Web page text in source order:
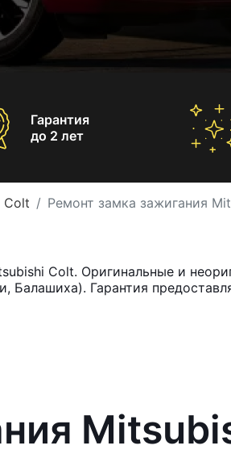
Гарантия
до 2 лет
Colt Ремонт замка зажигания
Colt. Оригинальные и
Гарантия